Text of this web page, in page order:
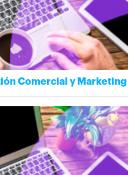
Comercial y Marketing